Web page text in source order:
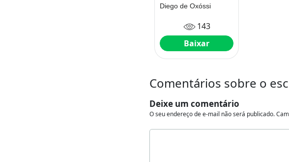
Diego de Oxóssi
143
Baixar
Comentários sobre o
Deixe um comentário
O seu endereço de e-mail não será publicado.